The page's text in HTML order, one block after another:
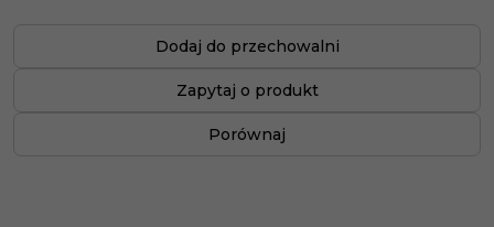
Dodaj do przechowalni
Zapytaj o produkt
Porównaj